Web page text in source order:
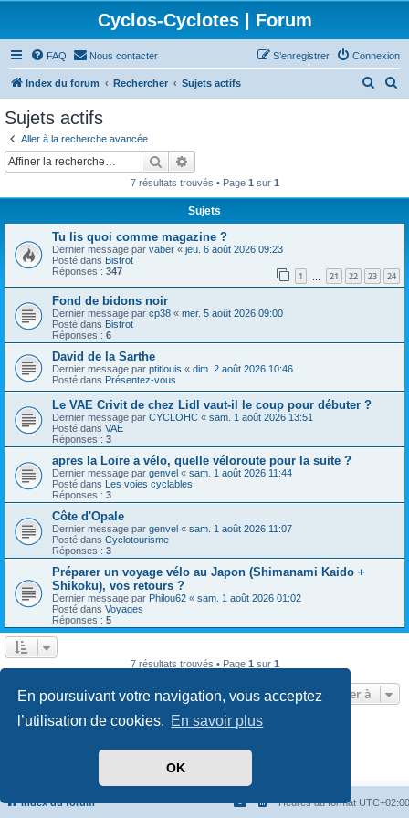
En poursuivant votre navigation, vous acceptez
l’utilisation de cookies. En savoir plus
OK
Cyclos-Cyclotes | Forum
FAQ Nous contacter Connexion
S’enregistrer
Index du forum Rechercher Sujets actifs
r
Sujets actifs
Aller à la recherche avancée
Rechercher
7 résultats trouvés • Page 1 sur 1
Sujets
Tu lis quoi comme magazine ?
Dernier message par vaber « jeu. 6 août 2026 09:23
Posté dans Bistrot
Réponses : 347 1 21 22 23 24
Fond de bidons noir
Dernier message par cp38 « mer. 5 août 2026 09:00
Posté dans Bistrot
Réponses : 6
David de la Sarthe
Dernier message par ptitlouis « dim. 2 août 2026 10:46
Posté dans Présentez-vous
Le VAE Crivit de chez Lidl vaut-il le coup pour débuter ?
Dernier message par CYCLOHC « sam. 1 août 2026 13:51
Posté dans VAE
Réponses : 3
apres la Loire a vélo, quelle véloroute pour la suite ?
Dernier message par genvel « sam. 1 août 2026 11:44
Posté dans Les voies cyclables
Réponses : 3
Côte d'Opale
Dernier message par genvel « sam. 1 août 2026 11:07
Posté dans Cyclotourisme
Réponses : 3
Préparer un voyage vélo au Japon (Shimanami Kaido +
Shikoku), vos retours ?
Dernier message par Philou62 « sam. 1 août 2026 01:02
Posté dans Voyages
Réponses : 5
7 résultats trouvés • Page 1 sur 1
Aller à
Index du forum Heures au format UTC+02:00
phpBB® Forum Software © phpBB Limited
Confidentialité